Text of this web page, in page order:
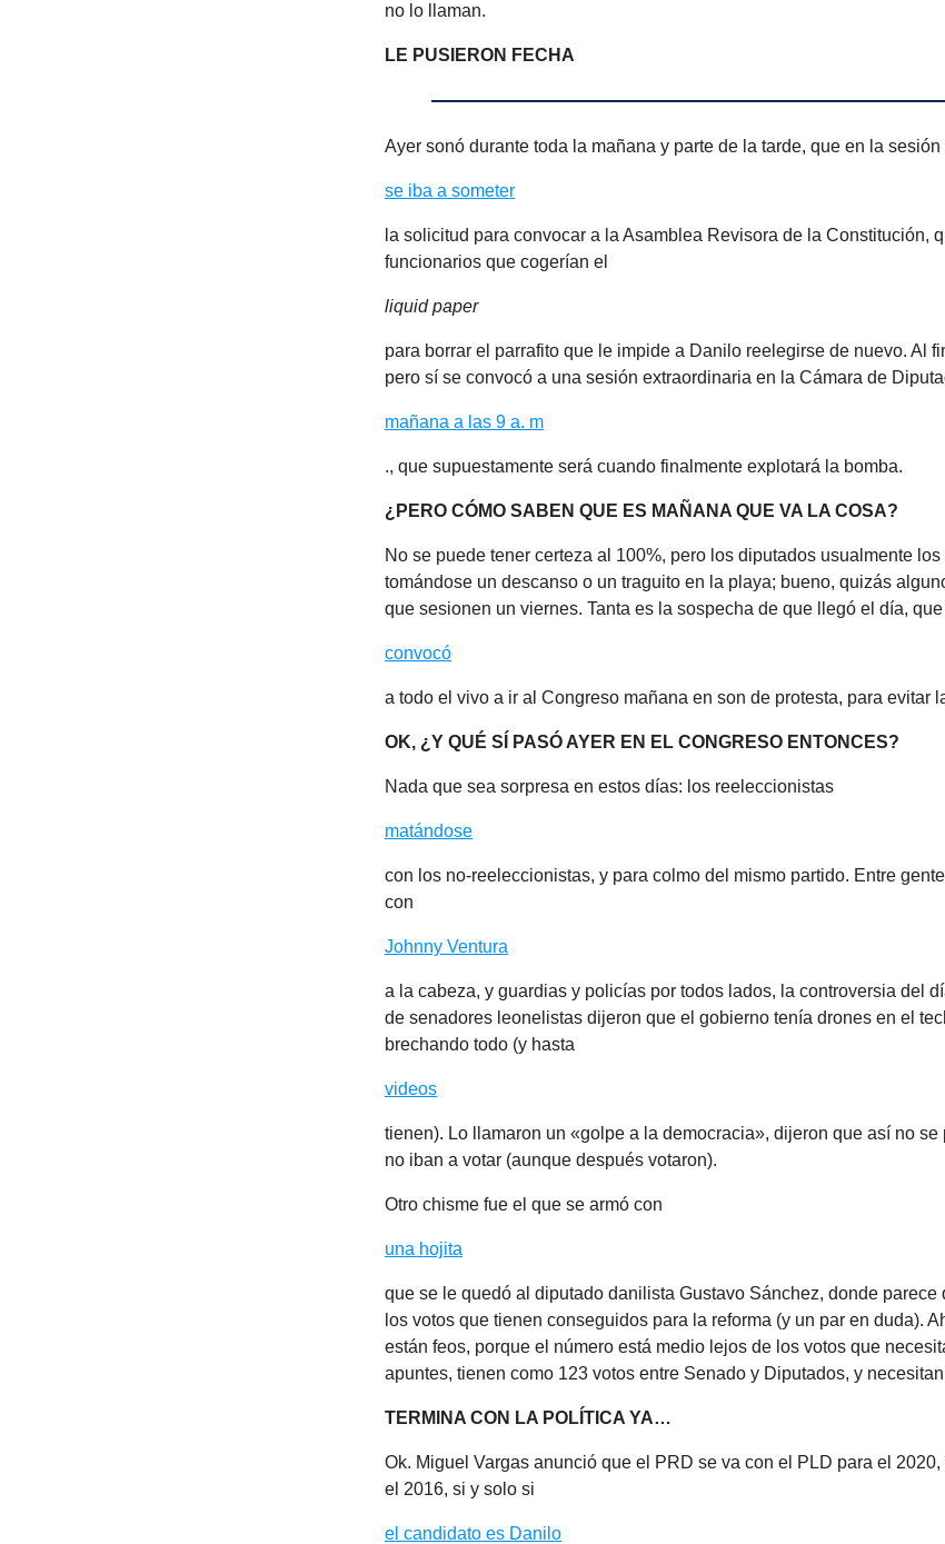
no lo llaman.
LE PUSIERON FECHA
Ayer sonó durante toda la mañana y parte de la tarde, que en la
se iba a someter
la solicitud para convocar a la Asamblea Revisora de la Constitución,
funcionarios que cogerían el
liquid paper
para borrar el parrafito que le impide a Danilo reelegirse de nuevo. Al
pero sí se convocó a una sesión extraordinaria en la Cámara de
mañana a las 9 a. m
., que supuestamente será cuando finalmente explotará la bomba.
¿PERO CÓMO SABEN QUE ES MAÑANA QUE VA LA COSA?
No se puede tener certeza al 100%, pero los diputados usualmente
tomándose un descanso o un traguito en la playa; bueno, quizás
que sesionen un viernes. Tanta es la sospecha de que llegó el día,
convocó
a todo el vivo a ir al Congreso mañana en son de protesta, para evitar
OK, ¿Y QUÉ SÍ PASÓ AYER EN EL CONGRESO ENTONCES?
Nada que sea sorpresa en estos días: los reeleccionistas
matándose
con los no-reeleccionistas, y para colmo del mismo partido. Entre
con
Johnny Ventura
a la cabeza, y guardias y policías por todos lados, la controversia del
de senadores leonelistas dijeron que el gobierno tenía drones en el
brechando todo (y hasta
videos
tienen). Lo llamaron un «golpe a la democracia», dijeron que así no se
no iban a votar (aunque después votaron).
Otro chisme fue el que se armó con
una hojita
que se le quedó al diputado danilista Gustavo Sánchez, donde parece
los votos que tienen conseguidos para la reforma (y un par en duda).
están feos, porque el número está medio lejos de los votos que
apuntes, tienen como 123 votos entre Senado y Diputados, y
TERMINA CON LA POLÍTICA YA…
Ok. Miguel Vargas anunció que el PRD se va con el PLD para el
el 2016, si y solo si
el candidato es Danilo